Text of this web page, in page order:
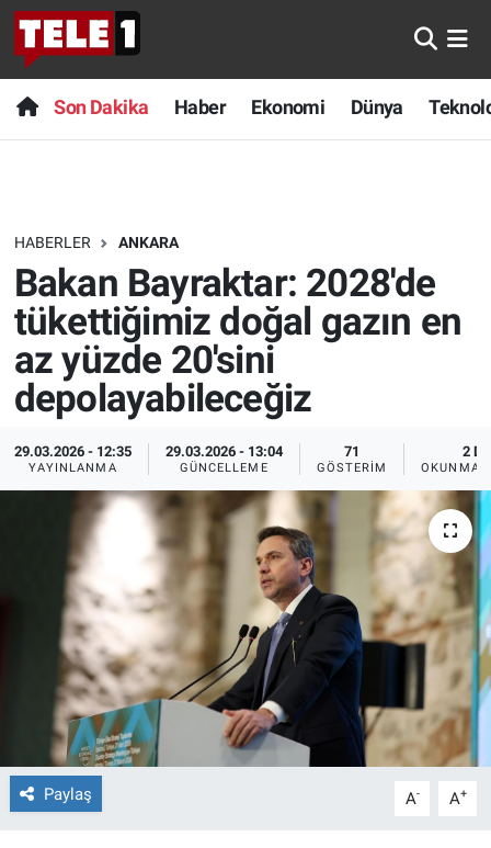
Son Dakika Haber Ekonomi Dünya
HABERLER ANKARA
Bakan Bayraktar: 2028'de
tükettiğimiz doğal gazın en
az yüzde 20'sini
depolayabileceğiz
29.03.2026 - 12:35
YAYINLANMA
29.03.2026 - 13:04
GÜNCELLEME
71
GÖSTERIM
2 DK
OKUNMA
Paylaş A- A+
Anında Manşet
Başka Sohbetler
Bilim turu
Bilim ve Teknoloji Evreni
Doğa Konuşuyor
Dünya
Ege Saati
Ege'den Esintiler
Eğitim
Eğlence
Ekonomi
Forum
Gerçeğin İzinde
Son Dakika
Haber
Dünya
Teknoloji
Sağlık
Spor
Yayın Akışı
İletişim
Nöbetçi Eczaneler
Hava Durumu
Trafik Durumu
Süper Lig Puan Durumu ve Fikstür
Tüm Manşetler
Son Dakika Haberleri
Haber Arşivi